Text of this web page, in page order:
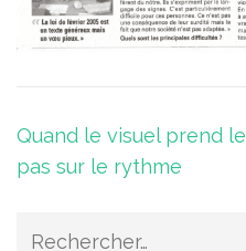
Navigation
de
l’article
Quand le visuel prend le
pas sur le rythme
Rechercher :